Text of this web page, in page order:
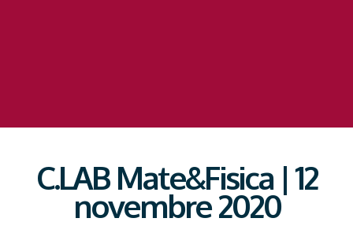
C.LAB Mate&Fisica | 12
novembre 2020